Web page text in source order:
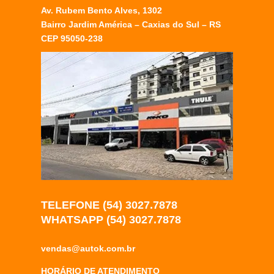
Av. Rubem Bento Alves, 1302
Bairro Jardim América – Caxias do Sul – RS
CEP 95050-238
TELEFONE (54) 3027.7878
WHATSAPP (54) 3027.7878
vendas@autok.com.br
HORÁRIO DE ATENDIMENTO